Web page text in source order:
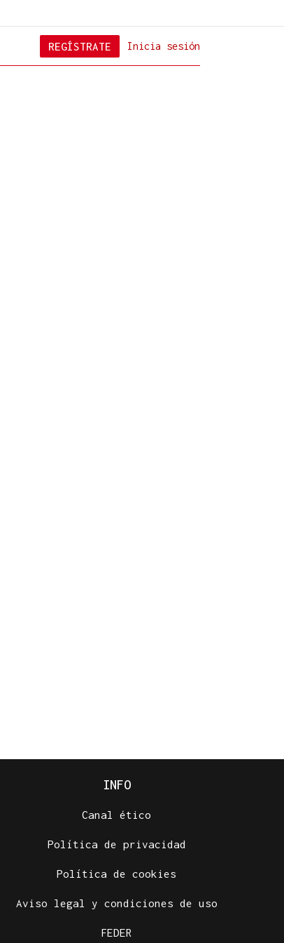
Inicia sesión
REGÍSTRATE
INFO
Canal ético
Política de privacidad
Política de cookies
Aviso legal y condiciones de uso
FEDER